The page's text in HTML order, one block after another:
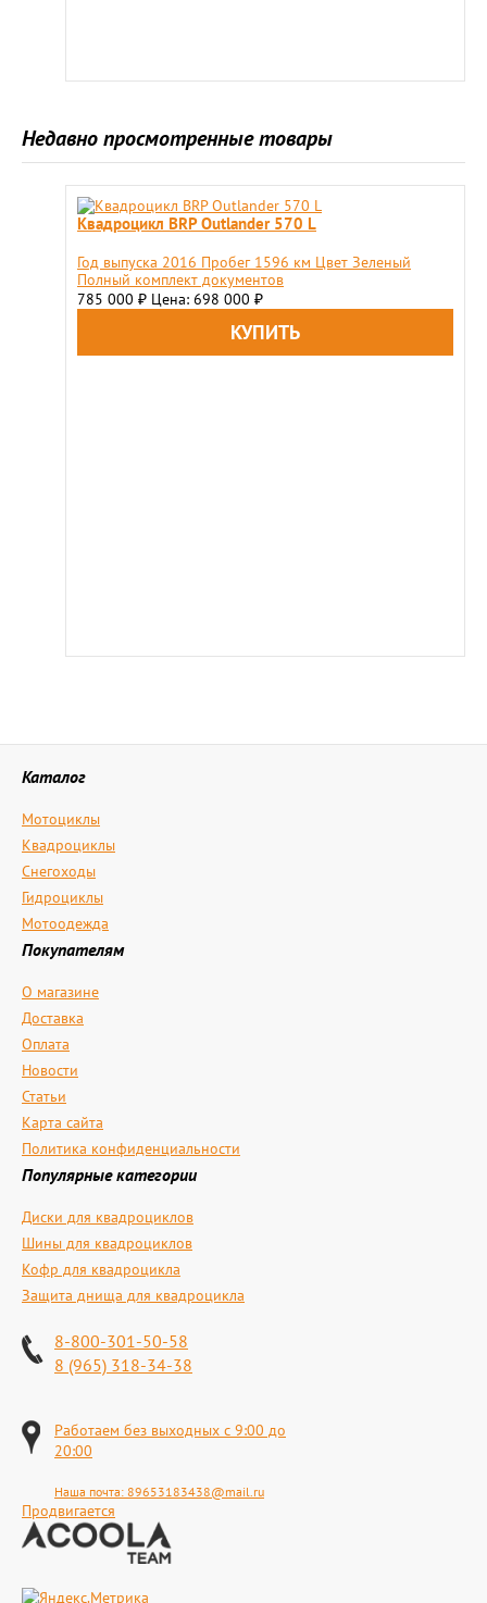
Недавно просмотренные товары
Квадроцикл BRP Outlander 570 L
Год выпуска 2016 Пробег 1596 км Цвет Зеленый
Полный комплект документов
785 000 ₽ Цена: 698 000 ₽
Каталог
Мотоциклы
Квадроциклы
Снегоходы
Гидроциклы
Мотоодежда
Покупателям
О магазине
Доставка
Оплата
Новости
Статьи
Карта сайта
Политика конфиденциальности
Популярные категории
Диски для квадроциклов
Шины для квадроциклов
Кофр для квадроцикла
Защита днища для квадроцикла
8-800-301-50-58
8 (965) 318-34-38
Работаем без выходных с 9:00 до
20:00
Наша почта: 89653183438@mail.ru
Продвигается